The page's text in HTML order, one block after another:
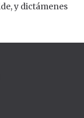
y dictámenes